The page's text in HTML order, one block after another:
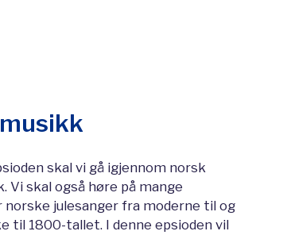
skal vi gå igjennom norsk
Vi skal også høre på mange
julesanger fra moderne til og
til 1800-tallet. I denne epsioden vil